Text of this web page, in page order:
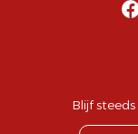
Blijf